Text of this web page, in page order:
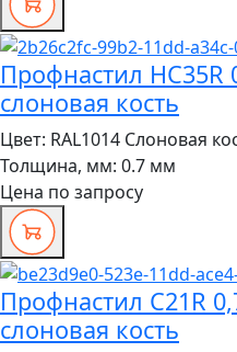
Профнастил HC35R
слоновая кость
Цвет: RAL1014 Слоновая
Толщина, мм: 0.7 мм
Цена по запросу
Профнастил C21R
слоновая кость